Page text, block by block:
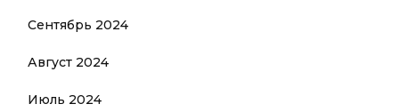
Сентябрь 2024
Август 2024
Июль 2024